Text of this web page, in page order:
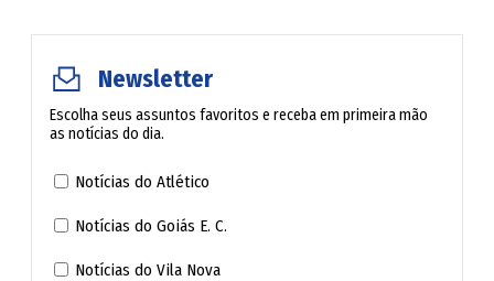
Newsletter
Escolha seus assuntos favoritos e receba em primeira mão
as notícias do dia.
Notícias do Atlético
Notícias do Goiás E. C.
Notícias do Vila Nova